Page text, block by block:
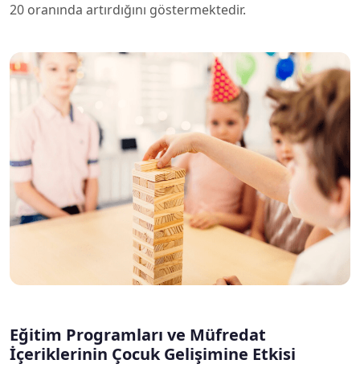
20 oranında artırdığını göstermektedir.
Eğitim Programları ve Müfredat
İçeriklerinin Çocuk Gelişimine Etkisi